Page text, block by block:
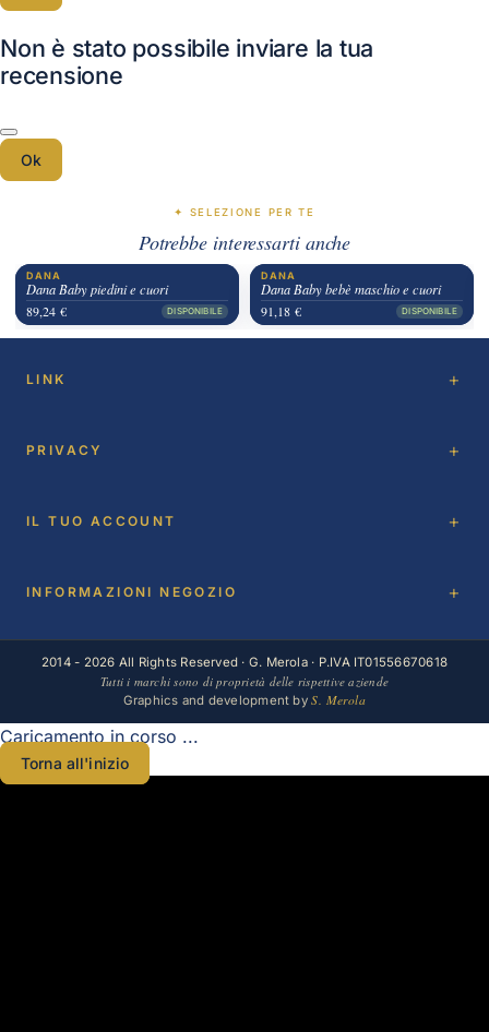
Non è stato possibile inviare la tua
recensione
Ok
✦ SELEZIONE PER TE
Potrebbe interessarti anche
DANA
Dana Baby piedini e cuori
89,24 €
DISPONIBILE
DANA
Dana Baby bebè maschio e cuori
91,18 €
DISPONIBILE
LINK
PRIVACY
IL TUO ACCOUNT
INFORMAZIONI NEGOZIO
2014 - 2026 All Rights Reserved · G. Merola · P.IVA IT01556670618
Tutti i marchi sono di proprietà delle rispettive aziende
Graphics and development byS. Merola
Caricamento in corso ...
Torna all'inizio